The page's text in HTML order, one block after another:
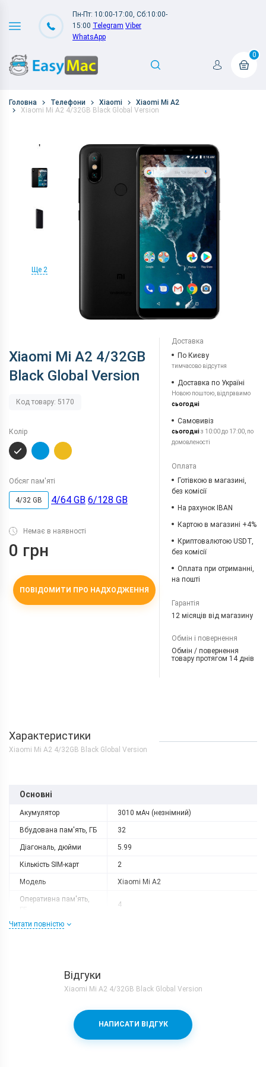
Пн-Пт: 10:00-17:00, Сб:10:00-
15:00 Telegram Viber
WhatsApp
0
Головна Телефони Xiaomi
Xiaomi Mi A2
Xiaomi Mi A2 4/32GB Black Global Version
Ще 2
Xiaomi Mi A2 4/32GB
Black Global Version
Код товару: 5170
Колір
Обсяг пам'яті
4/32 GB 4/64 GB 6/128 GB
Немає в наявності
0 грн
ПОВІДОМИТИ ПРО НАДХОДЖЕННЯ
Доставка
По Києву
тимчасово відсутня
Доставка по Україні
Новою поштою, відправимо
сьогодні
Самовивіз
сьогодніз 10:00 до 17:00, по
домовленості
Оплата
Готівкою в магазині,
без комісії
На рахунок IBAN
Картою в магазині +4%
Криптовалютою USDT,
без комісії
Оплата при отриманні,
на пошті
Гарантія
12 місяців від магазину
Обмін і повернення
Обмін / повернення
товару протягом 14 днів
Характеристики
Xiaomi Mi A2 4/32GB Black Global Version
Основні
Акумулятор 3010 мАч (незнімний)
Вбудована пам'ять, ГБ 32
Діагональ, дюйми 5.99
Кількість SIM-карт 2
Модель Xiaomi Mi A2
Оперативна пам'ять,
4
Роздільна здатність
Qualcomm Snapdragon 660 + Adreno
512
Читати повністю
Відгуки
Xiaomi Mi A2 4/32GB Black Global Version
НАПИСАТИ ВІДГУК